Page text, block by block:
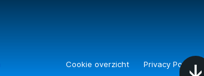
Cookie overzicht Privacy Policy